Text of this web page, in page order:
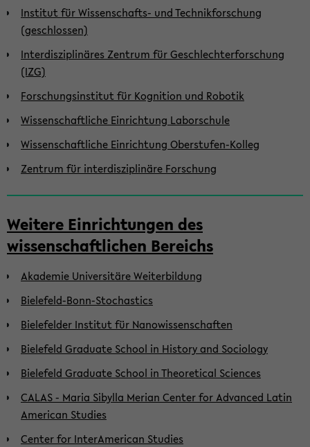
Institut für Wissenschafts- und Technikforschung
(geschlossen)
Interdisziplinäres Zentrum für Geschlechterforschung
(IZG)
Forschungsinstitut für Kognition und Robotik
Wissenschaftliche Einrichtung Laborschule
Wissenschaftliche Einrichtung Oberstufen-Kolleg
Zentrum für interdisziplinäre Forschung
Weitere Einrichtungen des
wissenschaftlichen Bereichs
Akademie Universitäre Weiterbildung
Bielefeld-Bonn-Stochastics
Bielefelder Institut für Nanowissenschaften
Bielefeld Graduate School in History and Sociology
Bielefeld Graduate School in Theoretical Sciences
CALAS - Maria Sibylla Merian Center for Advanced Latin
American Studies
Center for InterAmerican Studies